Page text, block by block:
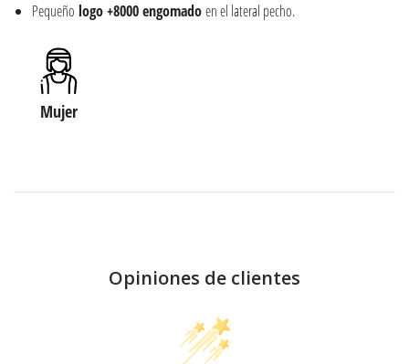
Pequeño logo +8000 engomadoen el lateral pecho.
Mujer
Opiniones de clientes